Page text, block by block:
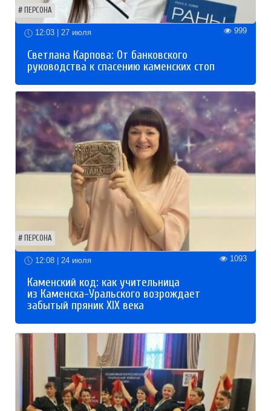
ПЕРСОНА
12:03 | 27 июля 999
Светлана Карпова: От банковского
руководства к спасению каменских стоп
ПЕРСОНА
12:08 | 24 июля 1093
Каменский код: как учительница
из Каменска-Уральского возрождает
забытый пряник XIX века